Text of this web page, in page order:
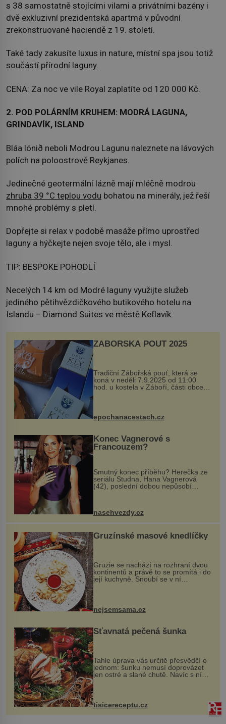
s 38 samostatně stojícími vilami a privátními bazény i
dvě exkluzivní prezidentská apartmá v původní
zrekonstruované haciendě z 19. století.
Také tady zakusíte luxus in nature, místní spa jsou totiž
součástí přírodní laguny.
CENA: Za noc ve vile Royal zaplatíte od 120 000 Kč.
2. POD POLÁRNÍM KRUHEM: MODRÁ LAGUNA,
GRINDAVÍK, ISLAND
Bláa lónið neboli Modrou Lagunu naleznete na lávových
polích na poloostrově Reykjanes.
Jedinečné geotermální lázně mají mléčně modrou
zhruba 39 °C teplou vodu bohatou na minerály, jež řeší
mnohé problémy s pletí.
Dopřejte si relax v podobě masáže přímo uprostřed
laguny a hýčkejte nejen svoje tělo, ale i mysl.
TIP: BESPOKE POHODLÍ
Necelých 14 km od Modré laguny využijte služeb
jediného pětihvězdičkového butikového hotelu na
Islandu – Diamond Suites ve městě Keflavík.
ZÁBOŘSKÁ POUŤ 2025
Tradiční Zábořská pouť, která se
koná v neděli 7.9.2025 od 11:00
hod. u kostela v Záboří, části obce
Kly u Mělníka. V programu naleznete
komentovanou prohlídku kostela,
epochanacestach.cz
Konec Vagnerové s
Francouzem?
Smutný konec příběhu? Herečka ze
seriálu Studna, Hana Vagnerová
(42), poslední dobou nepůsobí
nasehvezdy.cz
Gruzínské masové knedlíčky
Gruzie se nachází na rozhraní dvou
kontinentů a právě to se promítá i do
její kuchyně. Snoubí se v ní
evropské a asijské chutě a díky tomu
vznikají rozmanité a chuťově bohaté
pokrmy, které rozhodně st...
nejsemsama.cz
Šťavnatá pečená šunka
Tahle úprava vás určitě přesvědčí o
jednom: šunku nemusí doprovázet
jen ostré a slané chutě. Navíc s ní
nakrmíte poměrně hodně hladových
krků. Ingredience sádlo 3 kg šunky
vcelku 3 stroužky česneku hl...
tisicereceptu.cz